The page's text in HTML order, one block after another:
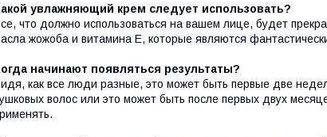
увлажняющий крем следует использовать?
что должно использоваться на вашем лице, будет
жожоба и витамина Е, которые являются
начинают появляться результаты?
как все люди разные, это может быть первые две
волос или это может быть после первых двух